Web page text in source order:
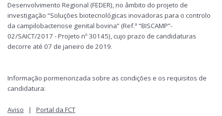
Desenvolvimento Regional (FEDER), no âmbito do projeto de
investigação “Soluções biotecnológicas inovadoras para o controlo
da campilobacteriose genital bovina” (Ref.ª “BISCAMP”-
02/SAICT/2017 - Projeto nº 30145), cujo prazo de candidaturas
decorre até 07 de janeiro de 2019.
Informação pormenorizada sobre as condições e os requisitos de
candidatura:
Aviso | Portal da FCT